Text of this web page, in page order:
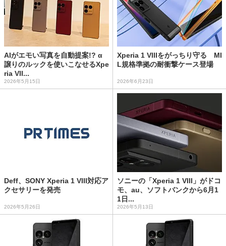
AIがエモい写真を自動提案!? α
譲りのルックを使いこなせるXpe
ria VII...
2026年5月15日
Xperia 1 VIIIをがっちり守る MI
L規格準拠の耐衝撃ケース登場
2026年6月23日
Deff、SONY Xperia 1 VIII対応ア
クセサリーを発売
2026年5月26日
ソニーの「Xperia 1 VIII」がドコ
モ、au、ソフトバンクから6月1
1日...
2026年5月13日